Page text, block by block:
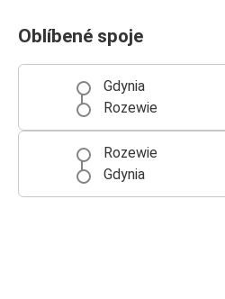
Oblíbené spoje
Gdynia
Rozewie
Rozewie
Gdynia